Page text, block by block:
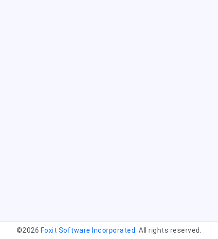
©2026 Foxit Software Incorporated . All rights reserved.